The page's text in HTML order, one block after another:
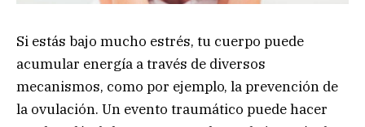
Si estás bajo mucho estrés, tu cuerpo puede
acumular energía a través de diversos
mecanismos, como por ejemplo, la prevención de
la ovulación. Un evento traumático puede hacer